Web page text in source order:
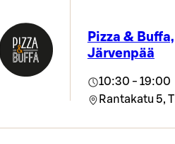
Pizza & Buffa,
Järvenpää
10:30 - 19:00
Rantakatu 5,